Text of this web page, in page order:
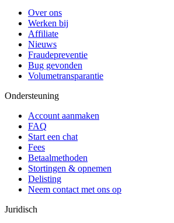
Over ons
Werken bij
Affiliate
Nieuws
Fraudepreventie
Bug gevonden
Volumetransparantie
Ondersteuning
Account aanmaken
FAQ
Start een chat
Fees
Betaalmethoden
Stortingen & opnemen
Delisting
Neem contact met ons op
Juridisch